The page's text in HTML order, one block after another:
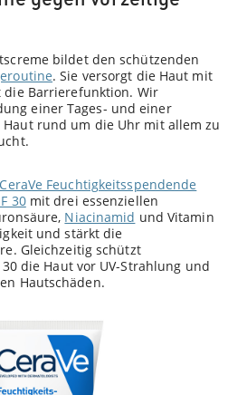
bildet den schützenden
. Sie versorgt die Haut mit
Barrierefunktion. Wir
einer Tages- und einer
rund um die Uhr mit allem zu
CeraVe Feuchtigkeitsspendende
30mit drei essenziellen
Niacinamid und Vitamin
und stärkt die
Gleichzeitig schützt
30 die Haut vor UV-Strahlung und
Hautschäden.